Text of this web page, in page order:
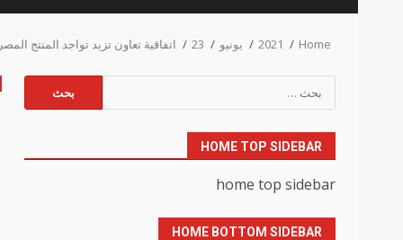
Home
2021 يونيو 23 اتفاقية تعاون تزيد تواجد المنتج
عن:
HOME TOP SIDEBAR
home top sidebar
HOME BOTTOM SIDEBAR